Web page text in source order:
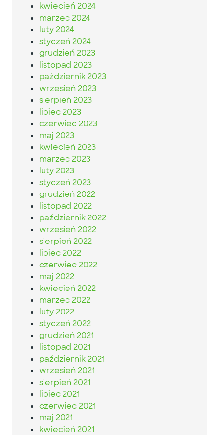
kwiecień 2024
marzec 2024
luty 2024
styczeń 2024
grudzień 2023
listopad 2023
październik 2023
wrzesień 2023
sierpień 2023
lipiec 2023
czerwiec 2023
maj 2023
kwiecień 2023
marzec 2023
luty 2023
styczeń 2023
grudzień 2022
listopad 2022
październik 2022
wrzesień 2022
sierpień 2022
lipiec 2022
czerwiec 2022
maj 2022
kwiecień 2022
marzec 2022
luty 2022
styczeń 2022
grudzień 2021
listopad 2021
październik 2021
wrzesień 2021
sierpień 2021
lipiec 2021
czerwiec 2021
maj 2021
kwiecień 2021